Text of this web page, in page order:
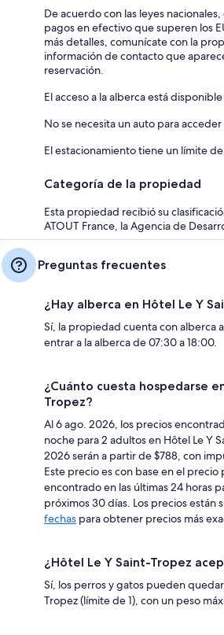
De acuerdo con las leyes
pagos en efectivo que superen los
más detalles, comunícate con la
información de contacto que
reservación.
El acceso a la alberca está
No se necesita un auto para
El estacionamiento tiene un límite de
Categoría de la propiedad
Esta propiedad recibió su
ATOUT France, la Agencia de
Preguntas frecuentes
¿Hay alberca en Hôtel Le Y
Sí, la propiedad cuenta con alberca
entrar a la alberca de 07:30 a 18:00.
¿Cuánto cuesta hospedarse
Tropez?
Al 6 ago. 2026, los precios
noche para 2 adultos en Hôtel Le Y
2026 serán a partir de $788, con
Este precio es con base en el precio
encontrado en las últimas 24 horas
próximos 30 días. Los precios están
fechas para obtener precios más
¿Hôtel Le Y Saint-Tropez
Sí, los perros y gatos pueden
Tropez (límite de 1), con un peso